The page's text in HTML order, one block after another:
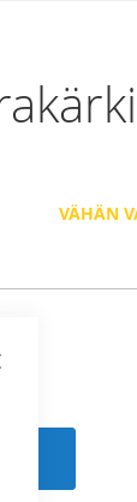
Sulje
VÄHÄN